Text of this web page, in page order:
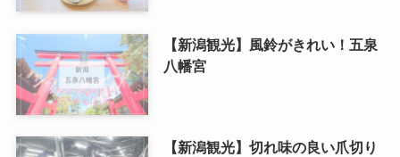
【新潟観光】風鈴がきれい！五泉
八幡宮
【新潟観光】切れ味の良い爪切り